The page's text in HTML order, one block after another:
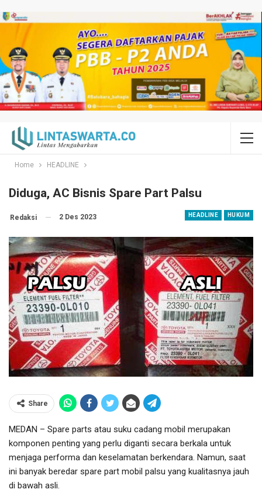
Home HEADLINE
Diduga, AC Bisnis Spare Part Palsu
HEADLINE HUKUM
Redaksi 2 Des 2023
Share
MEDAN – Spare parts atau suku cadang mobil merupakan
komponen penting yang perlu diganti secara berkala untuk
menjaga performa dan keselamatan berkendara. Namun, saat
ini banyak beredar spare part mobil palsu yang kualitasnya jauh
di bawah asli.